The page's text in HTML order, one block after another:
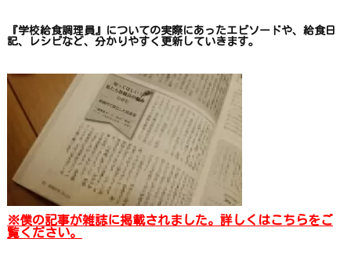
『学校給食調理員』についての実際にあったエピソードや、 給食日
記、レシピなど、 分かりやすく更新していきます。
※僕の記事が雑誌に掲載されました。詳しくはこちらをご
覧ください。